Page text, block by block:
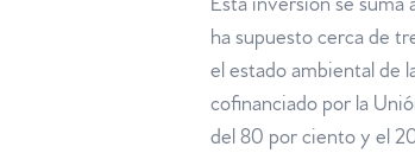
Esta inversión se suma
ha supuesto cerca de
el estado ambiental de
cofinanciado por la
del 80 por ciento y el